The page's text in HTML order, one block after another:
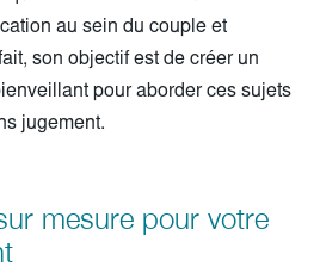
au sein du couple et
son objectif est de créer un
pour aborder ces sujets
jugement.
mesure pour votre